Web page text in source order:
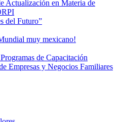
Actualización en Materia de
del Futuro”
muy mexicano!
de Capacitación
Empresas y Negocios Familiares